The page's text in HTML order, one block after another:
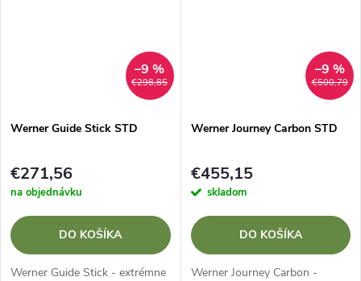
€298,85
–9 %
Werner Guide Stick STD
€271,56
na objednávku
DO KOŠÍKA
Werner Guide Stick - extrémne
€500,79
–9 %
Werner Journey Carbon STD
€455,15
skladom
DO KOŠÍKA
Werner Journey Carbon -